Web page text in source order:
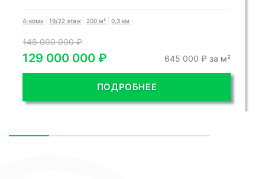
4-комн 19/22 этаж 200 м² 0,3 км
148 000 000 ₽
129 000 000 ₽ 645 000 ₽ за м²
ПОДРОБНЕЕ